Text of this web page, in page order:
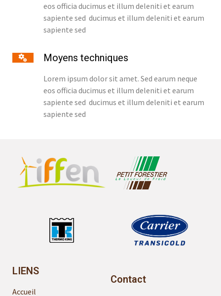
eos officia ducimus et illum deleniti et earum
sapiente sed ducimus et illum deleniti et earum
sapiente sed
Moyens techniques
Lorem ipsum dolor sit amet. Sed earum neque
eos officia ducimus et illum deleniti et earum
sapiente sed ducimus et illum deleniti et earum
sapiente sed
LIENS
Accueil
Contact